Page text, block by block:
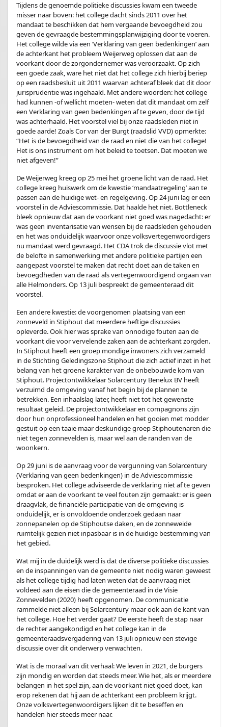
Tijdens de genoemde politieke discussies kwam een tweede
misser naar boven: het college dacht sinds 2011 over het
mandaat te beschikken dat hem vergaande bevoegdheid zou
geven de gevraagde bestemmingsplanwijziging door te voeren.
Het college wilde via een ‘Verklaring van geen bedenkingen’ aan
de achterkant het probleem Weijerweg oplossen dat aan de
voorkant door de zorgondernemer was veroorzaakt. Op zich
een goede zaak, ware het niet dat het college zich hierbij beriep
op een raadsbesluit uit 2011 waarvan achteraf bleek dat dit door
jurisprudentie was ingehaald. Met andere woorden: het college
had kunnen -of wellicht moeten- weten dat dit mandaat om zelf
een Verklaring van geen bedenkingen af te geven, door de tijd
was achterhaald. Het voorstel viel bij onze raadsleden niet in
goede aarde! Zoals Cor van der Burgt (raadslid VVD) opmerkte:
“Het is de bevoegdheid van de raad en niet die van het college!
Het is ons instrument om het beleid te toetsen. Dat moeten we
niet afgeven!”
De Weijerweg kreeg op 25 mei het groene licht van de raad. Het
college kreeg huiswerk om de kwestie ‘mandaatregeling’ aan te
passen aan de huidige wet- en regelgeving. Op 24 juni lag er een
voorstel in de Adviescommissie. Dat haalde het niet. Bottleneck
bleek opnieuw dat aan de voorkant niet goed was nagedacht: er
was geen inventarisatie van wensen bij de raadsleden gehouden
en het was onduidelijk waarvoor onze volksvertegenwoordigers
nu mandaat werd gevraagd. Het CDA trok de discussie vlot met
de belofte in samenwerking met andere politieke partijen een
aangepast voorstel te maken dat recht doet aan de taken en
bevoegdheden van de raad als vertegenwoordigend orgaan van
alle Helmonders. Op 13 juli bespreekt de gemeenteraad dit
voorstel.
Een andere kwestie: de voorgenomen plaatsing van een
zonneveld in Stiphout dat meerdere heftige discussies
opleverde. Ook hier was sprake van onnodige fouten aan de
voorkant die voor vervelende zaken aan de achterkant zorgden.
In Stiphout heeft een groep mondige inwoners zich verzameld
in de Stichting Geledingszone Stiphout die zich actief inzet in het
belang van het groene karakter van de onbebouwde kom van
Stiphout. Projectontwikkelaar Solarcentury Benelux BV heeft
verzuimd de omgeving vanaf het begin bij de plannen te
betrekken. Een inhaalslag later, heeft niet tot het gewenste
resultaat geleid. De projectontwikkelaar en compagnons zijn
door hun onprofessioneel handelen en het gooien met modder
gestuit op een taaie maar deskundige groep Stiphoutenaren die
niet tegen zonnevelden is, maar wel aan de randen van de
woonkern.
Op 29 juni is de aanvraag voor de vergunning van Solarcentury
(Verklaring van geen bedenkingen) in de Adviescommissie
besproken. Het college adviseerde de verklaring niet af te geven
omdat er aan de voorkant te veel fouten zijn gemaakt: er is geen
draagvlak, de financiële participatie van de omgeving is
onduidelijk, er is onvoldoende onderzoek gedaan naar
zonnepanelen op de Stiphoutse daken, en de zonneweide
ruimtelijk gezien niet inpasbaar is in de huidige bestemming van
het gebied.
Wat mij in de duidelijk werd is dat de diverse politieke discussies
en de inspanningen van de gemeente niet nodig waren geweest
als het college tijdig had laten weten dat de aanvraag niet
voldeed aan de eisen die de gemeenteraad in de Visie
Zonnevelden (2020) heeft opgenomen. De communicatie
rammelde niet alleen bij Solarcentury maar ook aan de kant van
het college. Hoe het verder gaat? De eerste heeft de stap naar
de rechter aangekondigd en het college kan in de
gemeenteraadsvergadering van 13 juli opnieuw een stevige
discussie over dit onderwerp verwachten.
Wat is de moraal van dit verhaal: We leven in 2021, de burgers
zijn mondig en worden dat steeds meer. Wie het, als er meerdere
belangen in het spel zijn, aan de voorkant niet goed doet, kan
erop rekenen dat hij aan de achterkant een probleem krijgt.
Onze volksvertegenwoordigers lijken dit te beseffen en
handelen hier steeds meer naar.